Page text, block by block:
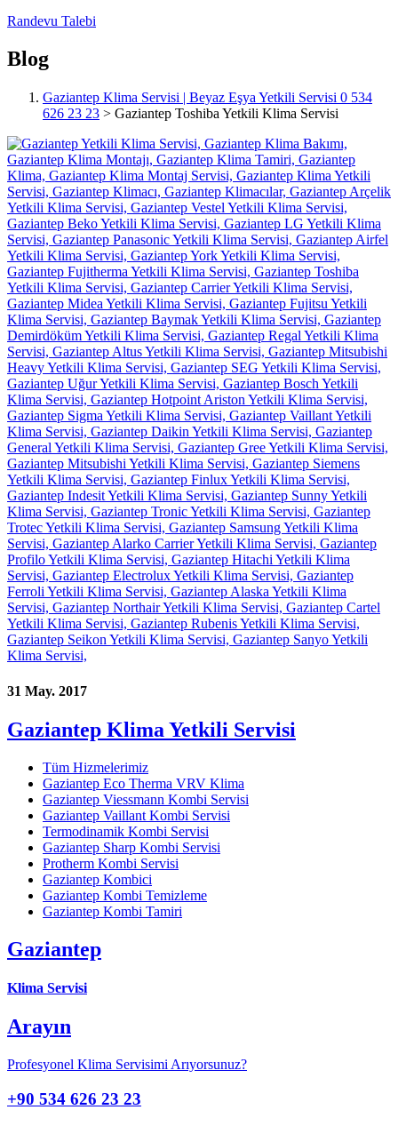
Randevu Talebi
Blog
Gaziantep Klima Servisi | Beyaz Eşya Yetkili Servisi 0 534
626 23 23 > Gaziantep Toshiba Yetkili Klima Servisi
31 May. 2017
Gaziantep Klima Yetkili Servisi
Tüm Hizmelerimiz
Gaziantep Eco Therma VRV Klima
Gaziantep Viessmann Kombi Servisi
Gaziantep Vaillant Kombi Servisi
Termodinamik Kombi Servisi
Gaziantep Sharp Kombi Servisi
Protherm Kombi Servisi
Gaziantep Kombici
Gaziantep Kombi Temizleme
Gaziantep Kombi Tamiri
Gaziantep
Klima Servisi
Arayın
Profesyonel Klima Servisimi Arıyorsunuz?
+90 534 626 23 23